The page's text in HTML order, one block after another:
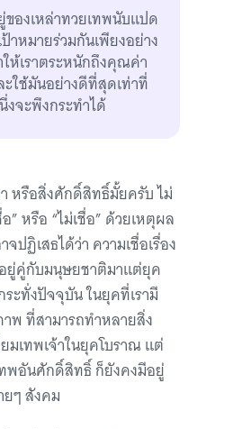
ของเหล่าทวยเทพนับแปด
าหมายร่วมกันเพียงอย่าง
ห้เราตระหนักถึงคุณค่า
ใช้มันอย่างดีที่สุดเท่าที่
จะพึงกระทำได้
หรือสิ่งศักดิ์สิทธิ์มั้ยครับ ไม่
” หรือ “ไม่เชื่อ” ด้วยเหตุผล
ปฏิเสธได้ว่า ความเชื่อเรื่อง
ยู่คู่กับมนุษยชาติมาแต่ยุค
ะทั่งปัจจุบัน ในยุคที่เรามี
าพ ที่สามารถทำหลายสิ่ง
มเทพเจ้าในยุคโบราณ แต่
ทพอันศักดิ์สิทธิ์ ก็ยังคงมีอยู่
ๆ สังคม